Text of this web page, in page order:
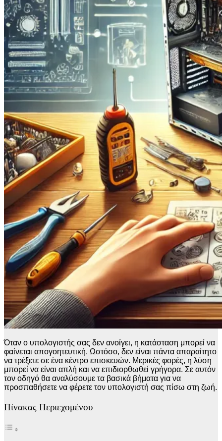
Όταν ο υπολογιστής σας δεν ανοίγει, η κατάσταση μπορεί να
φαίνεται απογοητευτική. Ωστόσο, δεν είναι πάντα απαραίτητο
να τρέξετε σε ένα κέντρο επισκευών. Μερικές φορές, η λύση
μπορεί να είναι απλή και να επιδιορθωθεί γρήγορα. Σε αυτόν
τον οδηγό θα αναλύσουμε τα βασικά βήματα για να
προσπαθήσετε να φέρετε τον υπολογιστή σας πίσω στη ζωή.
Πίνακας Περιεχομένου